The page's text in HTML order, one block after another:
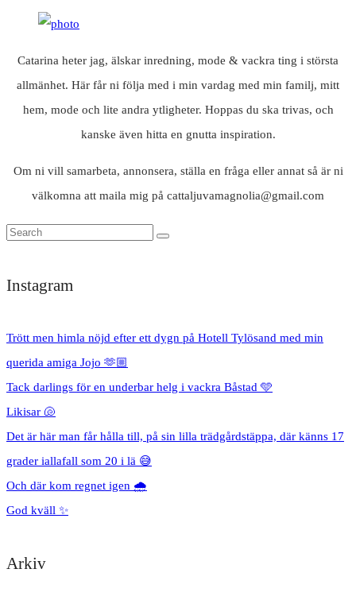
Catarina heter jag, älskar inredning, mode & vackra ting i största
allmänhet. Här får ni följa med i min vardag med min familj, mitt
hem, mode och lite andra ytligheter. Hoppas du ska trivas, och
kanske även hitta en gnutta inspiration.
Om ni vill samarbeta, annonsera, ställa en fråga eller annat så är ni
välkomna att maila mig på cattaljuvamagnolia@gmail.com
Instagram
Trött men himla nöjd efter ett dygn på Hotell Tylösand med min
querida amiga Jojo 🫶🏼
Tack darlings för en underbar helg i vackra Båstad 🩵
Likisar 🐚
Det är här man får hålla till, på sin lilla trädgårdstäppa, där känns 17
grader iallafall som 20 i lä 😅
Och där kom regnet igen 🌧️
God kväll ✨
Arkiv